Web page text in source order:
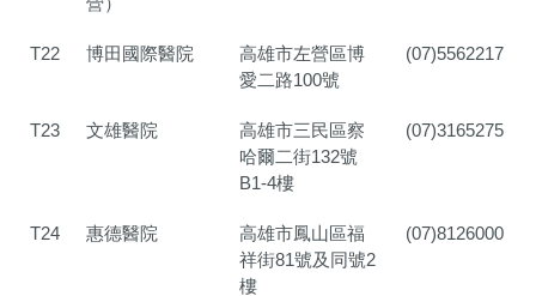
T22 博田國際醫院
高雄市左營區博
愛二路100號
(07)5562217
T23 文雄醫院
高雄市三民區察
哈爾二街132號
B1-4樓
(07)3165275
T24 惠德醫院
高雄市鳳山區福
祥街81號及同號2
樓
(07)8126000